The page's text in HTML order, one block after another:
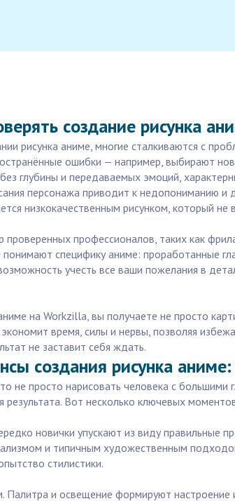
создание рисунка
рисунка аниме, многие сталкиваются с
ошибки — например, выбирают
глубины и передаваемых эмоций,
персонажа приводит к недопониманию
низкокачественным рисунком, который не
проверенных профессионалов, таких как
специфику аниме: проработанные
учесть все ваши пожелания в
на Workzilla, вы получаете не просто
время, силы и нервы, позволяя
не заставит себя ждать.
создания рисунка
не просто нарисовать человека с
Вот несколько ключевых
новички упускают из виду правильные
и типичным художественным
стилистики.
Палитра и освещение формируют